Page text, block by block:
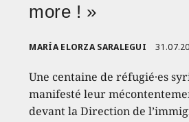
more ! »
MARÍA ELORZA SARALEGUI
Une centaine de réfugié·es
manifesté leur
devant la Direction de